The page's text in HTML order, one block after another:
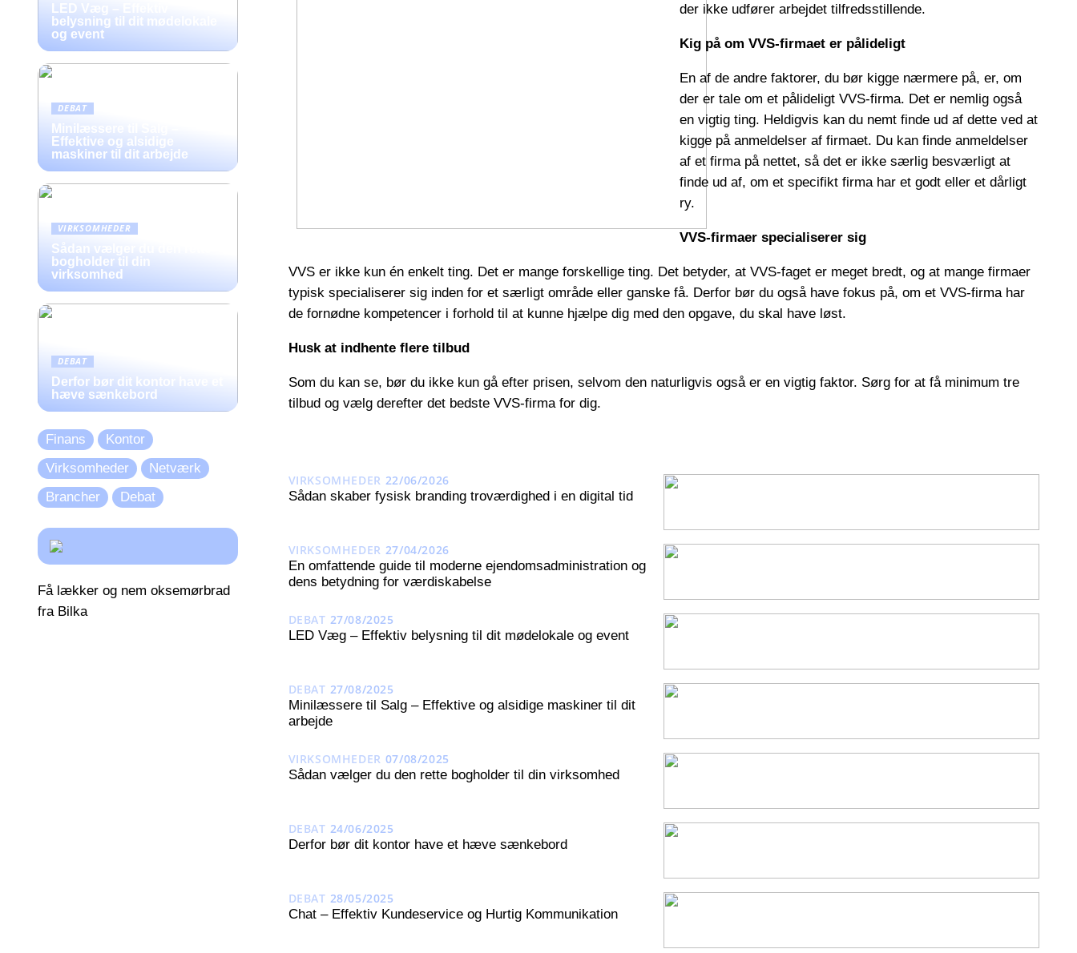
der ikke udfører arbejdet tilfredsstillende.
Kig på om VVS-firmaet er pålideligt
En af de andre faktorer, du bør kigge nærmere på, er, om
der er tale om et pålideligt VVS-firma. Det er nemlig også
en vigtig ting. Heldigvis kan du nemt finde ud af dette ved at
kigge på anmeldelser af firmaet. Du kan finde anmeldelser
af et firma på nettet, så det er ikke særlig besværligt at
finde ud af, om et specifikt firma har et godt eller et dårligt
ry.
VVS-firmaer specialiserer sig
VVS er ikke kun én enkelt ting. Det er mange forskellige ting. Det betyder, at VVS-faget er meget bredt, og at mange firmaer
typisk specialiserer sig inden for et særligt område eller ganske få. Derfor bør du også have fokus på, om et VVS-firma har
de fornødne kompetencer i forhold til at kunne hjælpe dig med den opgave, du skal have løst.
Husk at indhente flere tilbud
Som du kan se, bør du ikke kun gå efter prisen, selvom den naturligvis også er en vigtig faktor. Sørg for at få minimum tre
tilbud og vælg derefter det bedste VVS-firma for dig.
VIRKSOMHEDER 22/06/2026
Sådan skaber fysisk branding troværdighed i en digital tid
VIRKSOMHEDER 27/04/2026
En omfattende guide til moderne ejendomsadministration og
dens betydning for værdiskabelse
DEBAT 27/08/2025
LED Væg – Effektiv belysning til dit mødelokale og event
DEBAT 27/08/2025
Minilæssere til Salg – Effektive og alsidige maskiner til dit
arbejde
VIRKSOMHEDER 07/08/2025
Sådan vælger du den rette bogholder til din virksomhed
DEBAT 24/06/2025
Derfor bør dit kontor have et hæve sænkebord
DEBAT 28/05/2025
Chat – Effektiv Kundeservice og Hurtig Kommunikation
LED Væg – Effektiv
belysning til dit mødelokale
og event
DEBAT
Minilæssere til Salg –
Effektive og alsidige
maskiner til dit arbejde
VIRKSOMHEDER
Sådan vælger du den rette
bogholder til din
virksomhed
DEBAT
Derfor bør dit kontor have et
hæve sænkebord
Finans
Kontor
Virksomheder
Netværk
Brancher
Debat
Få lækker og nem oksemørbrad
fra Bilka